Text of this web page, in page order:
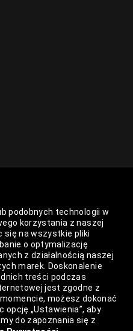
podobnych technologii w
korzystania z naszej
się na wszystkie pliki
o optymalizację
z działalnością naszej
marek. Doskonalenie
treści podczas
jest zgodne z
możesz dokonać
opcję „Ustawienia”, aby
do zapoznania się z
– Program